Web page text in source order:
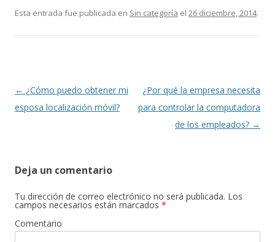
Esta entrada fue publicada en Sin categoría el 26 diciembre, 2014.
Navegación
de
← ¿Cómo puedo obtener mi
esposa localización móvil?
¿Por qué la empresa necesita
para controlar la computadora
de los empleados? →
Deja un comentario
Tu dirección de correo electrónico no será publicada. Los
campos necesarios están marcados *
Comentario